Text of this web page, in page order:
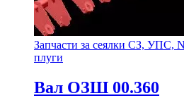
Запчасти за сеялки СЗ, УПС,
плуги
Вал ОЗШ 00.360